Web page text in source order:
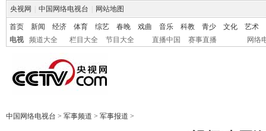
央视网 中国网络电视台 网站地图
首页 新闻 经济 体育 综艺 春晚 戏曲 音乐 科教 青少 文化
艺术
电视
频道大全 栏目大全 节目大全 直播中国 赛事直播 网络
中国网络电视台 > 军事频道 > 军事报道 >